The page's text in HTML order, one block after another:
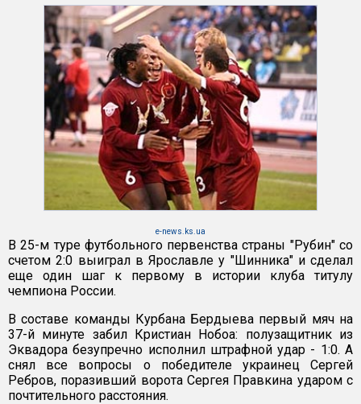
e-news.ks.ua
В 25-м туре футбольного первенства страны "Рубин" со
счетом 2:0 выиграл в Ярославле у "Шинника" и сделал
еще один шаг к первому в истории клуба титулу
чемпиона России.
В составе команды Курбана Бердыева первый мяч на
37-й минуте забил Кристиан Нобоа: полузащитник из
Эквадора безупречно исполнил штрафной удар - 1:0. А
снял все вопросы о победителе украинец Сергей
Ребров, поразивший ворота Сергея Правкина ударом с
почтительного расстояния.